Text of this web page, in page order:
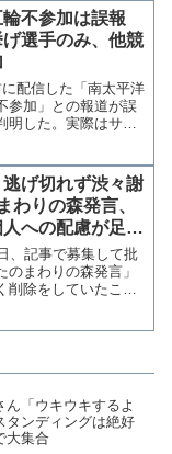
女性にするべき」と
いる...
輪不参加は誤報
選手のみ、他競
配信した「南太平洋
参加」との報道が誤
明した。実際はサモ
する。サモア重量挙
...
げ切れず渋々謝
わりの森発言、
への配慮が足り
、記事で募集して批
のまわりの森発言」
削除をしていたこと
ん「ウキウキするよ
タンディングは絶好
大集合